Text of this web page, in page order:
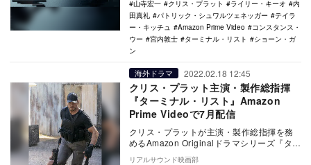
山寺宏一
クリス・プラット ライリー・キーオ
内
田真礼
パトリック・シュワルツェネッガー
テイラ
ー・キッチュ
Amazon Prime Video
コンスタンス・
ウー
宮内敦士 ターミナル・リスト
ショーン・ガ
ン
海外ドラマ 2022.02.18 12:45
クリス・プラット主演・製作総指揮
『ターミナル・リスト』Amazon
Prime Videoで7月配信
クリス・プラットが主演・製作総指揮を務
めるAmazon Originalドラマシリーズ『ター
ミナル・リスト』が、7月1日よりAm…
リアルサウンド映画部